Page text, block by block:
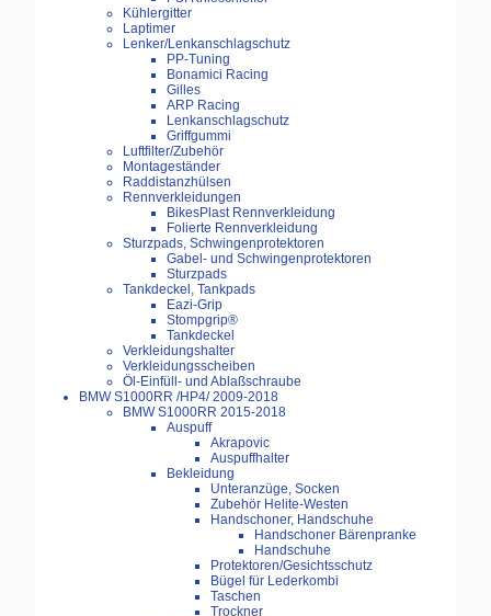
Kühlergitter
Laptimer
Lenker/Lenkanschlagschutz
PP-Tuning
Bonamici Racing
Gilles
ARP Racing
Lenkanschlagschutz
Griffgummi
Luftfilter/Zubehör
Montageständer
Raddistanzhülsen
Rennverkleidungen
BikesPlast Rennverkleidung
Folierte Rennverkleidung
Sturzpads, Schwingenprotektoren
Gabel- und Schwingenprotektoren
Sturzpads
Tankdeckel, Tankpads
Eazi-Grip
Stompgrip®
Tankdeckel
Verkleidungshalter
Verkleidungsscheiben
Öl-Einfüll- und Ablaßschraube
BMW S1000RR /HP4/ 2009-2018
BMW S1000RR 2015-2018
Auspuff
Akrapovic
Auspuffhalter
Bekleidung
Unteranzüge, Socken
Zubehör Helite-Westen
Handschoner, Handschuhe
Handschoner Bärenpranke
Handschuhe
Protektoren/Gesichtsschutz
Bügel für Lederkombi
Taschen
Trockner